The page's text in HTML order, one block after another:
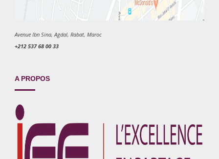
Avenue Ibn Sina, Agdal, Rabat, Maroc
+212 537 68 00 33
A PROPOS